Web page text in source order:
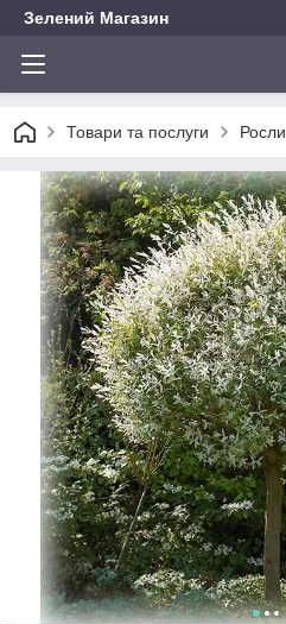
Зелений Магазин
Товари та послуги